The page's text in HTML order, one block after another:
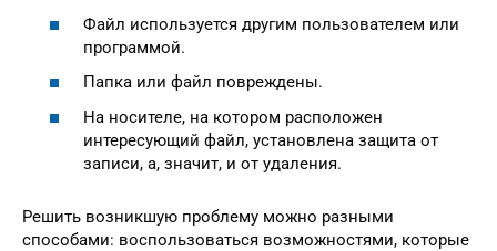
Файл используется другим пользователем или
программой.
Папка или файл повреждены.
На носителе, на котором расположен
интересующий файл, установлена защита от
записи, а, значит, и от удаления.
Решить возникшую проблему можно разными
способами: воспользоваться возможностями, которые